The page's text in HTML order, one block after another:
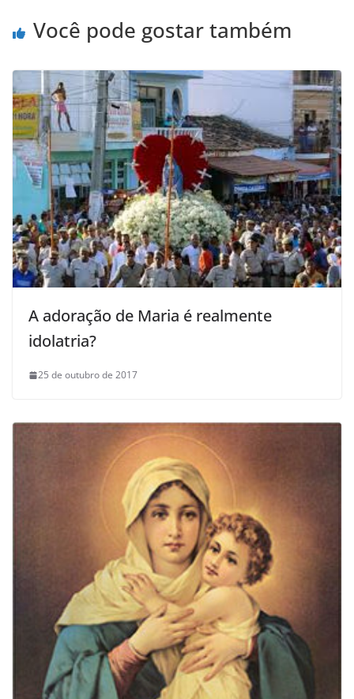
Você pode gostar também
A adoração de Maria é realmente
idolatria?
25 de outubro de 2017